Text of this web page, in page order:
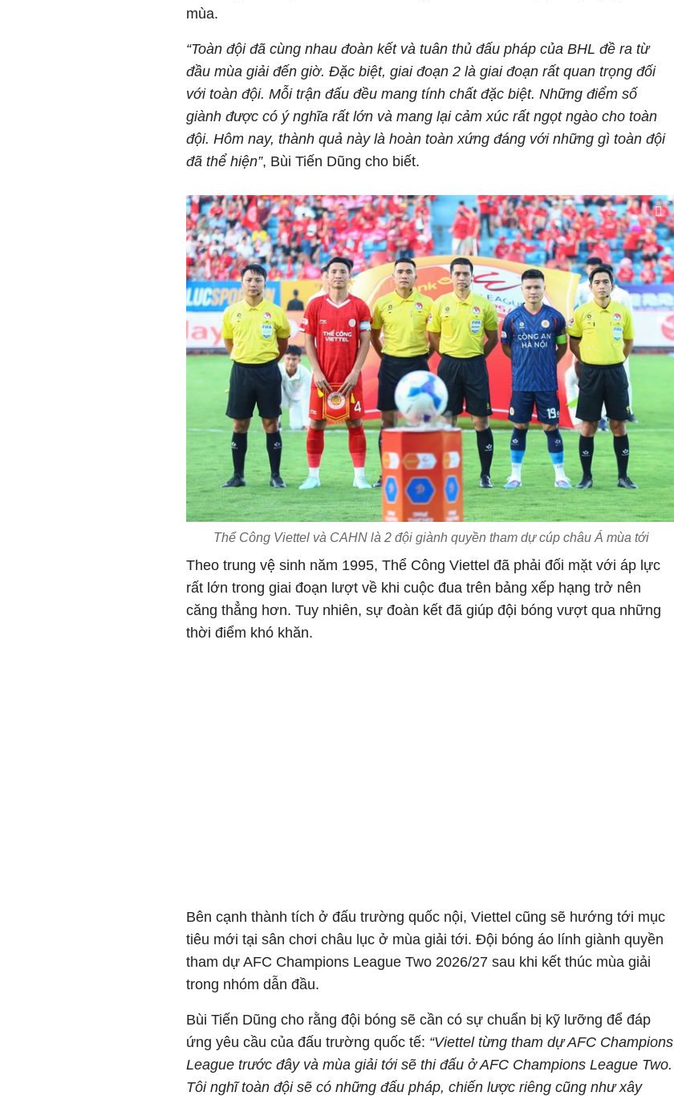
mùa.
“Toàn đội đã cùng nhau đoàn kết và tuân thủ đấu pháp của BHL đề ra từ
đầu mùa giải đến giờ. Đặc biệt, giai đoạn 2 là giai đoạn rất quan trọng đối
với toàn đội. Mỗi trận đấu đều mang tính chất đặc biệt. Những điểm số
giành được có ý nghĩa rất lớn và mang lại cảm xúc rất ngọt ngào cho toàn
đội. Hôm nay, thành quả này là hoàn toàn xứng đáng với những gì toàn đội
đã thể hiện”, Bùi Tiến Dũng cho biết.
Thể Công Viettel và CAHN là 2 đội giành quyền tham dự cúp châu Á mùa tới
Theo trung vệ sinh năm 1995, Thể Công Viettel đã phải đối mặt với áp lực
rất lớn trong giai đoạn lượt về khi cuộc đua trên bảng xếp hạng trở nên
căng thẳng hơn. Tuy nhiên, sự đoàn kết đã giúp đội bóng vượt qua những
thời điểm khó khăn.
Bên cạnh thành tích ở đấu trường quốc nội, Viettel cũng sẽ hướng tới mục
tiêu mới tại sân chơi châu lục ở mùa giải tới. Đội bóng áo lính giành quyền
tham dự AFC Champions League Two 2026/27 sau khi kết thúc mùa giải
trong nhóm dẫn đầu.
Bùi Tiến Dũng cho rằng đội bóng sẽ cần có sự chuẩn bị kỹ lưỡng để đáp
ứng yêu cầu của đấu trường quốc tế: “Viettel từng tham dự AFC Champions
League trước đây và mùa giải tới sẽ thi đấu ở AFC Champions League Two.
Tôi nghĩ toàn đội sẽ có những đấu pháp, chiến lược riêng cũng như xây